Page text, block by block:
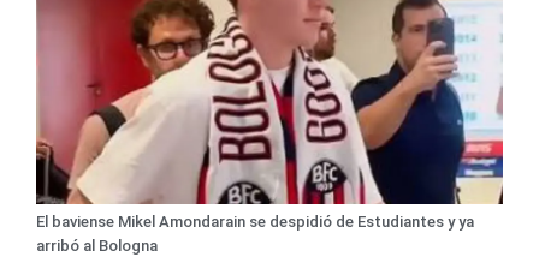
El baviense Mikel Amondarain se despidió de Estudiantes y ya
arribó al Bologna